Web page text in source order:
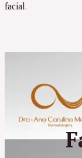
facial.